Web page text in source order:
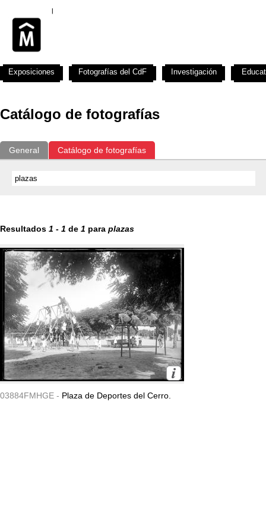
Catálogo de fotografías
General Catálogo de fotografías
Resultados 1 - 1 de 1 para plazas
03884FMHGE - Plaza de Deportes del Cerro.
Exposiciones Fotografías del CdF Investigación